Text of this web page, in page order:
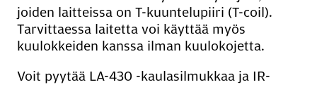
joiden laitteissa on T-kuuntelupiiri (T-coil).
Tarvittaessa laitetta voi käyttää myös
kuulokkeiden kanssa ilman kuulokojetta.
Voit pyytää LA-430 -kaulasilmukkaa ja IR-